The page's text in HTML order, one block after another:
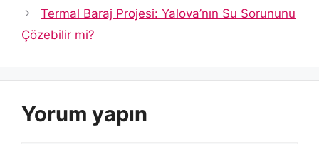
Termal Baraj Projesi: Yalova’nın Su Sorununu
Çözebilir mi?
Yorum yapın